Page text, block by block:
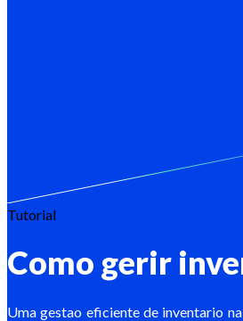
Tutorial
Como gerir
Uma gestao eficiente de inventario